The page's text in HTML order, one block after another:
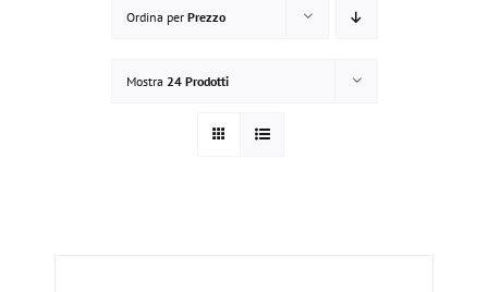
Ordina per Prezzo
Mostra 24 Prodotti